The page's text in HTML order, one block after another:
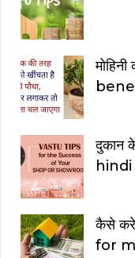
दुकान
कैसे
for